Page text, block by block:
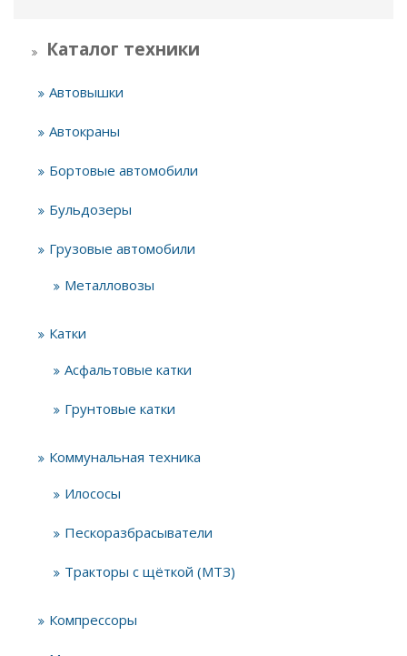
Каталог техники
Автовышки
Автокраны
Бортовые автомобили
Бульдозеры
Грузовые автомобили
Металловозы
Катки
Асфальтовые катки
Грунтовые катки
Коммунальная техника
Илососы
Пескоразбрасыватели
Тракторы с щёткой (МТЗ)
Компрессоры